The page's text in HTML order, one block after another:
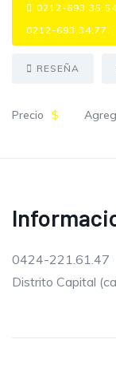
0212-
0212-693.34.77.
RESEÑA
Precio $
0424-221.61.47
Distrito Capital